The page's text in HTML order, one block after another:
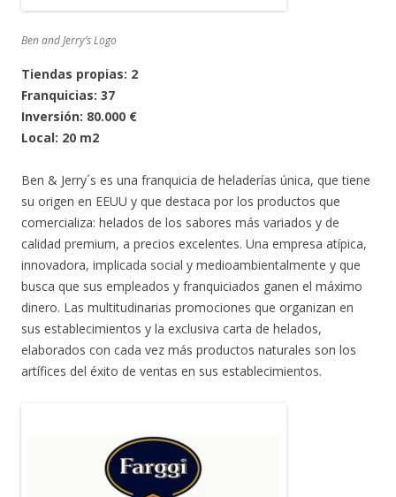
Ben and Jerry’s Logo
Tiendas propias: 2
Franquicias: 37
Inversión: 80.000 €
Local: 20 m2
Ben & Jerry´s es una franquicia de heladerías única, que tiene
su origen en EEUU y que destaca por los productos que
comercializa: helados de los sabores más variados y de
calidad premium, a precios excelentes. Una empresa atípica,
innovadora, implicada social y medioambientalmente y que
busca que sus empleados y franquiciados ganen el máximo
dinero. Las multitudinarias promociones que organizan en
sus establecimientos y la exclusiva carta de helados,
elaborados con cada vez más productos naturales son los
artífices del éxito de ventas en sus establecimientos.